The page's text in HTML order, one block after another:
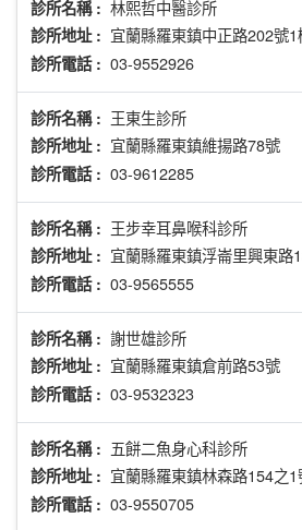
診所名稱 : 林熙哲中醫診所
診所地址 : 宜蘭縣羅東鎮中正路202號1
診所電話 : 03-9552926
診所名稱 : 王東生診所
診所地址 : 宜蘭縣羅東鎮維揚路78號
診所電話 : 03-9612285
診所名稱 : 王步幸耳鼻喉科診所
診所地址 : 宜蘭縣羅東鎮浮崙里興東路
診所電話 : 03-9565555
診所名稱 : 謝世雄診所
診所地址 : 宜蘭縣羅東鎮倉前路53號
診所電話 : 03-9532323
診所名稱 : 五餅二魚身心科診所
診所地址 : 宜蘭縣羅東鎮林森路154之
診所電話 : 03-9550705